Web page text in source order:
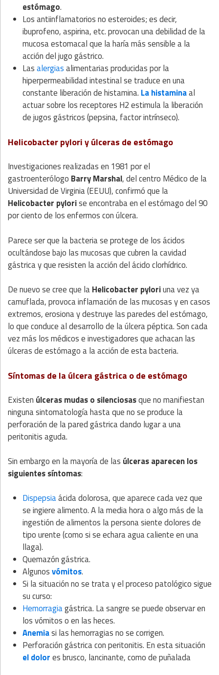
estómago.
Los antiinflamatorios no esteroides; es decir,
ibuprofeno, aspirina, etc. provocan una debilidad de la
mucosa estomacal que la haría más sensible a la
acción del jugo gástrico.
Lasalergiasalimentarias producidas por la
hiperpermeabilidad intestinal se traduce en una
constante liberación de histamina. La histaminaal
actuar sobre los receptores H2 estimula la liberación
de jugos gástricos (pepsina, factor intrínseco).
Helicobacter pylori y úlceras de estómago
Investigaciones realizadas en 1981 por el
gastroenterólogo Barry Marshal, del centro Médico de la
Universidad de Virginia (EEUU), confirmó que la
Helicobacter pylorise encontraba en el estómago del 90
por ciento de los enfermos con úlcera.
Parece ser que la bacteria se protege de los ácidos
ocultándose bajo las mucosas que cubren la cavidad
gástrica y que resisten la acción del ácido clorhídrico.
De nuevo se cree que laHelicobacter pyloriuna vez ya
camuflada, provoca inflamación de las mucosas y en casos
extremos, erosiona y destruye las paredes del estómago,
lo que conduce al desarrollo de la úlcera péptica. Son cada
vez más los médicos e investigadores que achacan las
úlceras de estómago a la acción de esta bacteria.
Síntomas de la úlcera gástrica o de estómago
Existen úlceras mudas o silenciosasque no manifiestan
ninguna sintomatología hasta que no se produce la
perforación de la pared gástrica dando lugar a una
peritonitis aguda.
Sin embargo en la mayoría de las úlceras aparecen los
siguientes síntomas:
Dispepsiaácida dolorosa, que aparece cada vez que
se ingiere alimento. A la media hora o algo más de la
ingestión de alimentos la persona siente dolores de
tipo urente (como si se echara agua caliente en una
llaga).
Quemazón gástrica.
Algunosvómitos.
Si la situación no se trata y el proceso patológico sigue
su curso:
Hemorragiagástrica. La sangre se puede observar en
los vómitos o en las heces.
Anemiasi las hemorragias no se corrigen.
Perforación gástrica con peritonitis. En esta situación
el dolores brusco, lancinante, como de puñalada